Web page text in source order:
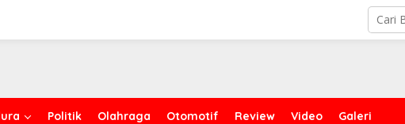
Politik Olahraga Otomotif Review Video Galeri